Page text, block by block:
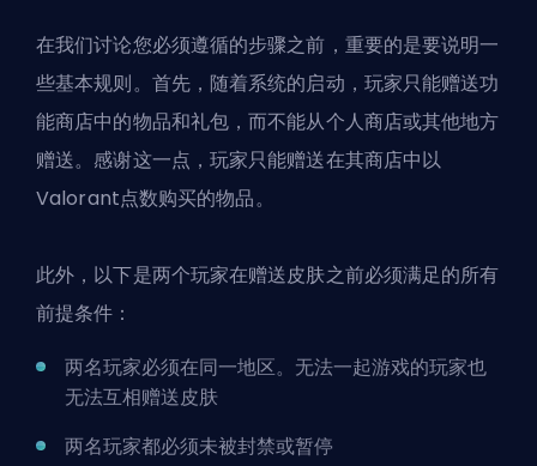
在我们讨论您必须遵循的步骤之前，重要的是要说明一
些基本规则。首先，随着系统的启动，玩家只能赠送功
能商店中的物品和礼包，而不能从个人商店或其他地方
赠送。感谢这一点，玩家只能赠送在其商店中以
Valorant点数购买的物品。
此外，以下是两个玩家在赠送皮肤之前必须满足的所有
前提条件：
两名玩家必须在同一地区。无法一起游戏的玩家也
无法互相赠送皮肤
两名玩家都必须未被封禁或暂停